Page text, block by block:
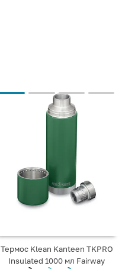
Термос Klean Kanteen TKPRO
Insulated 1000 мл Fairway